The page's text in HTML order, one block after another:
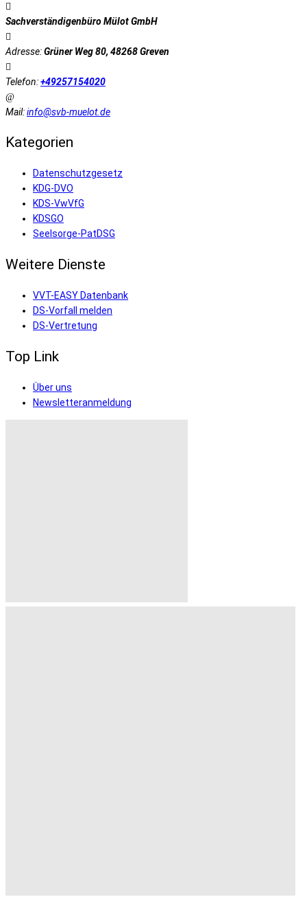
Sachverständigenbüro Mülot GmbH
Adresse:Grüner Weg 80, 48268 Greven
Telefon:+49257154020
Mail:info@svb-muelot.de
Kategorien
Datenschutzgesetz
KDG-DVO
KDS-VwVfG
KDSGO
Seelsorge-PatDSG
Weitere Dienste
VVT-EASY Datenbank
DS-Vorfall melden
DS-Vertretung
Top Link
Über uns
Newsletteranmeldung